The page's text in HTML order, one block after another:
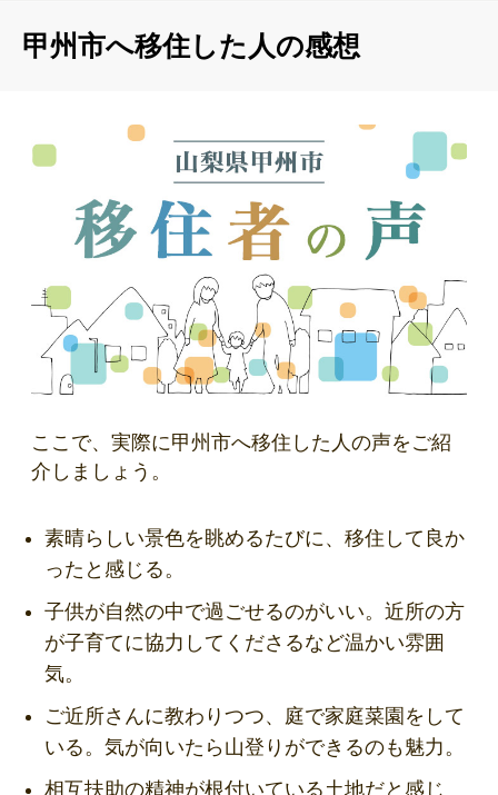
甲州市へ移住した人の感想
ここで、実際に甲州市へ移住した人の声をご紹
介しましょう。
素晴らしい景色を眺めるたびに、移住して良か
ったと感じる。
子供が自然の中で過ごせるのがいい。近所の方
が子育てに協力してくださるなど温かい雰囲
気。
ご近所さんに教わりつつ、庭で家庭菜園をして
いる。気が向いたら山登りができるのも魅力。
相互扶助の精神が根付いている土地だと感じ